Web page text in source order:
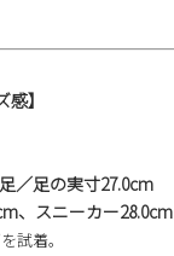
感】
／足の実寸27.0cm
、スニーカー28.0cm
試着。